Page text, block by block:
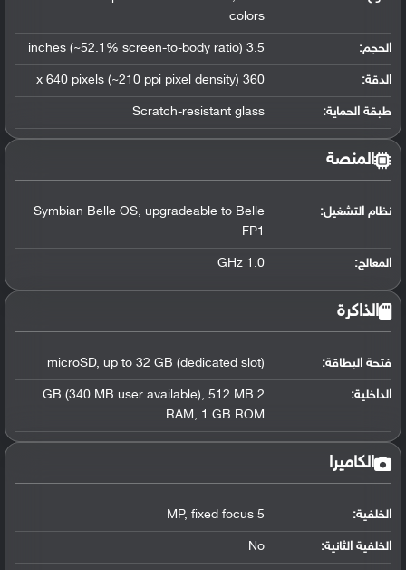
colors
الحجم: 3.5 inches (~52.1% screen-to-body ratio)
الدقة: 360 x 640 pixels (~210 ppi pixel density)
طبقة الحماية: Scratch-resistant glass
المنصة
نظام التشغيل:
Symbian Belle OS, upgradeable to Belle
FP1
المعالج:
1.0 GHz
الذاكرة
فتحة البطاقة: microSD, up to 32 GB (dedicated slot)
الداخلية:
2 GB (340 MB user available), 512 MB
RAM, 1 GB ROM
الكاميرا
الخلفية: 5 MP, fixed focus
الخلفية الثانية: No